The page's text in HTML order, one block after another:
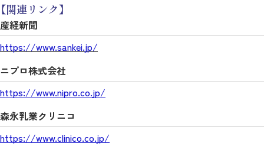
【関連リンク】
産経新聞
https://www.sankei.jp/
ニプロ株式会社
https://www.nipro.co.jp/
森永乳業クリニコ
https://www.clinico.co.jp/